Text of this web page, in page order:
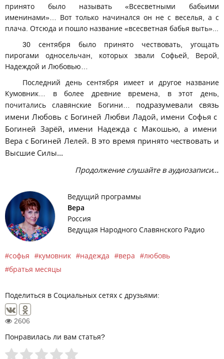
принято было называть «Всесветными бабьими
именинами»… Вот только начинался он не с веселья, а с
плача. Отсюда и пошло название «всесветная бабья выть»...
30 сентября было принято чествовать, угощать
пирогами односельчан, которых звали Софьей, Верой,
Надеждой и Любовью…
Последний день сентября имеет и другое название
Кумовник… в более древние времена, в этот день,
почитались славянские Богини… подразумевали связь
имени Любовь с Богиней Любви Ладой, имени Софья с
Богиней Зарёй, имени Надежда с Макошью, а имени
Вера с Богиней Лелей. В это время принято чествовать и
Высшие Силы...
Продолжение слушайте в аудиозаписи...
Ведущий программы
Вера
Россия
Ведущая Народного Славянского Радио
софья кумовник надежда вера
любовь
братья месяцы
Поделиться в Социальных сетях с друзьями:
2606
Понравилась ли вам статья?